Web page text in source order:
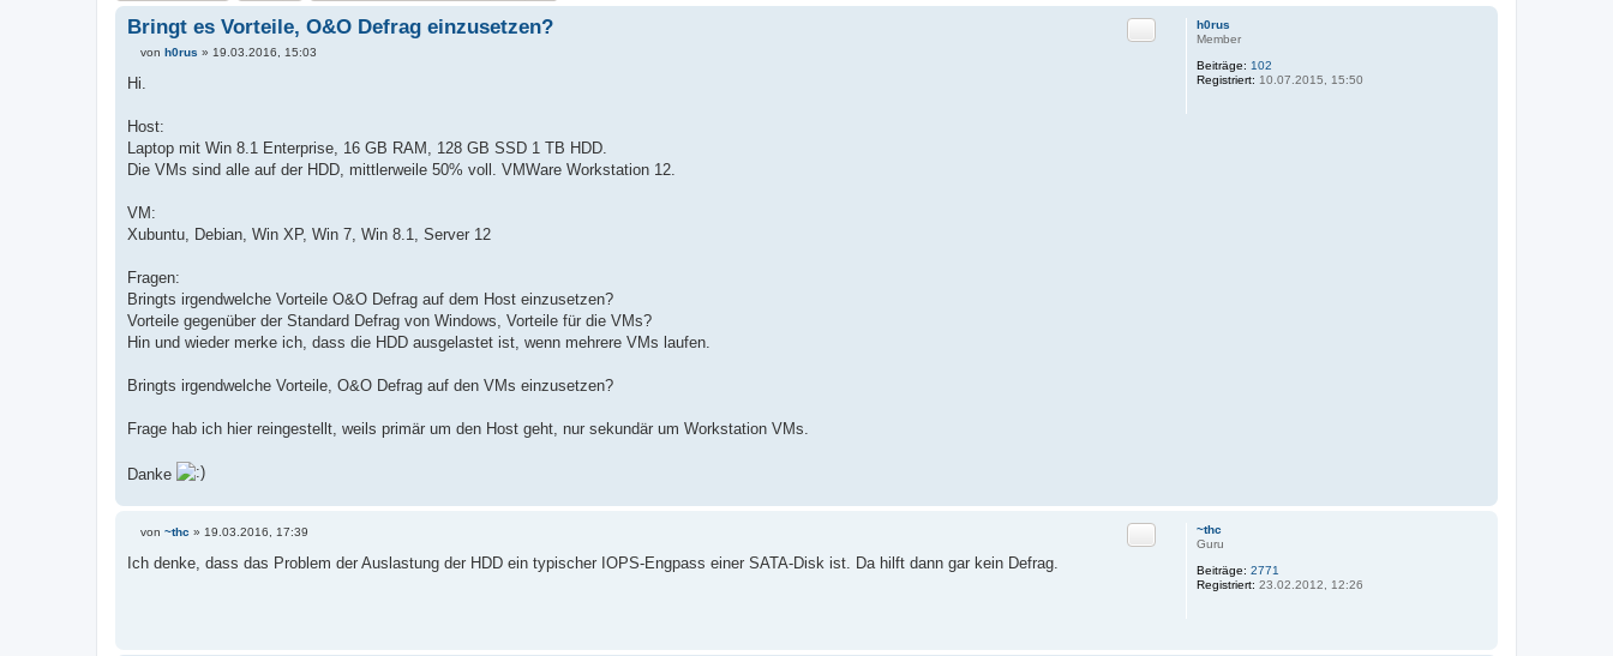
h0rus
Member
Beiträge: 102
Registriert: 10.07.2015, 15:50
Bringt es Vorteile, O&O Defrag einzusetzen? Zitat
a
g
von h0rus » 19.03.2016, 15:03
Hi.
Host:
Laptop mit Win 8.1 Enterprise, 16 GB RAM, 128 GB SSD 1 TB HDD.
Die VMs sind alle auf der HDD, mittlerweile 50% voll. VMWare Workstation 12.
VM:
Xubuntu, Debian, Win XP, Win 7, Win 8.1, Server 12
Fragen:
Bringts irgendwelche Vorteile O&O Defrag auf dem Host einzusetzen?
Vorteile gegenüber der Standard Defrag von Windows, Vorteile für die VMs?
Hin und wieder merke ich, dass die HDD ausgelastet ist, wenn mehrere VMs laufen.
Bringts irgendwelche Vorteile, O&O Defrag auf den VMs einzusetzen?
Frage hab ich hier reingestellt, weils primär um den Host geht, nur sekundär um Workstation VMs.
Danke
~thc
Guru
Beiträge: 2771
Registriert: 23.02.2012, 12:26
Zitat
e
i
von ~thc » 19.03.2016, 17:39
Ich denke, dass das Problem der Auslastung der HDD ein typischer IOPS-Engpass einer SATA-Disk ist. Da hilft dann gar kein Defrag.